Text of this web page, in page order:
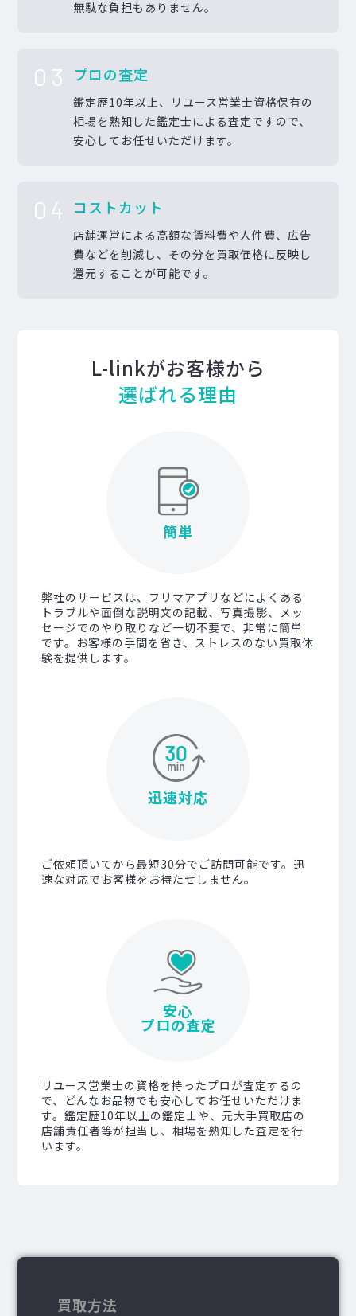
買取方法
無駄な負担もありません。
03 プロの査定
鑑定歴10年以上、リユース営業士資格保有の
相場を熟知した鑑定士による査定ですので、
安心してお任せいただけます。
04 コストカット
店舗運営による高額な賃料費や人件費、広告
費などを削減し、その分を買取価格に反映し
還元することが可能です。
L-linkがお客様から
選ばれる理由
簡単
弊社のサービスは、フリマアプリなどによくある
トラブルや面倒な説明文の記載、写真撮影、メッ
セージでのやり取りなど一切不要で、非常に簡単
です。お客様の手間を省き、ストレスのない買取体
験を提供します。
迅速対応
ご依頼頂いてから最短30分でご訪問可能です。迅
速な対応でお客様をお待たせしません。
安心
プロの査定
リユース営業士の資格を持ったプロが査定するの
で、どんなお品物でも安心してお任せいただけま
す。鑑定歴10年以上の鑑定士や、元大手買取店の
店舗責任者等が担当し、相場を熟知した査定を行
います。